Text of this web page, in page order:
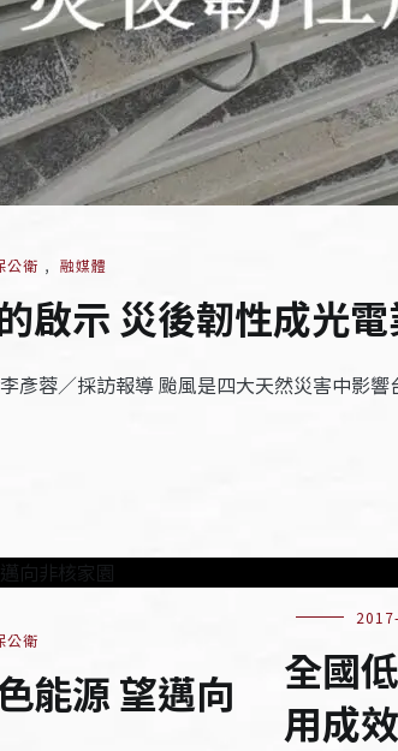
公衛 , 融媒體
啟示 災後韌性成光
彥蓉／採訪報導 颱風是四大天然災害中影
公衛
能源 望邁向
全國
用成